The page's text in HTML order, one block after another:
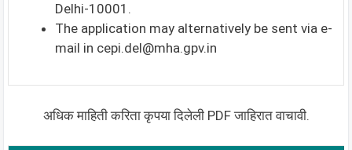
Delhi-10001.
The application may alternatively be sent via e-
mail in cepi.del@mha.gpv.in
अधिक माहिती करिता कृपया दिलेली PDF जाहिरात वाचावी.